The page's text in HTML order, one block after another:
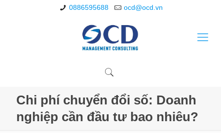
0886595688 ocd@ocd.vn
Chi phí chuyển đổi số: Doanh
nghiệp cần đầu tư bao nhiêu?